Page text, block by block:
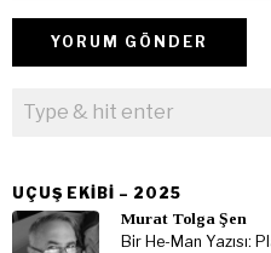
UÇUŞ EKIBI – 2025
Murat Tolga Şen
Bir He-Man Yazısı: